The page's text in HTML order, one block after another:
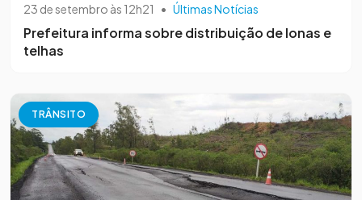
23 de setembro às 12h21 • Últimas Notícias
Prefeitura informa sobre distribuição de lonas e
telhas
TRÂNSITO